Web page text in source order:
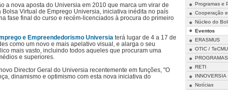
a nova aposta do Universia em 2010 que marca um virar de
Virtual de Emprego Universia, iniciativa inédita no país
fase final do curso e recém-licenciados à procura do primeiro
e Empreendedorismo Universia terá lugar de 4 a 17 de
como um novo e mais apelativo visual, e alarga o seu
mais vasto, incluindo todos aqueles que procuram uma
e superiores.
Director Geral do Universia recentemente em funções, "O
dinamismo e optimismo com esta nova iniciativa do
Programas e
Cooperação
Núcleo do
Eventos
ERASMUS
OTIC / TeCMU
RETI
INNOVERSIA
Notícias